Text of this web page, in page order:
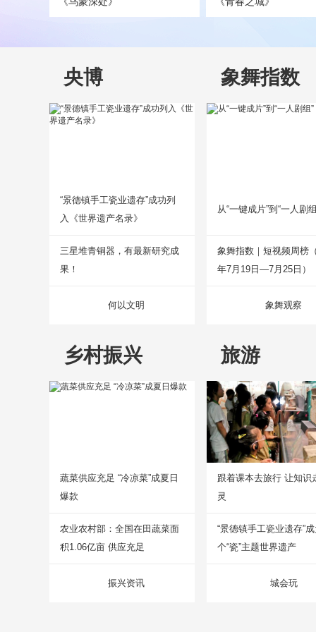
央博
“景德镇手工瓷业遗存”成功列
入《世界遗产名录》
三星堆青铜器，有最新研究成
果！
何以文明
象舞指数
从“一键成片”到“一人剧
象舞指数｜短视频周榜
年7月19日—7月25日）
象舞观察
乡村振兴
蔬菜供应充足 “冷凉菜”成夏日
爆款
农业农村部：全国在田蔬菜面
积1.06亿亩 供应充足
振兴资讯
旅游
跟着课本去旅行 让知识
灵
“景德镇手工瓷业遗存”
个“瓷”主题世界遗产
城会玩